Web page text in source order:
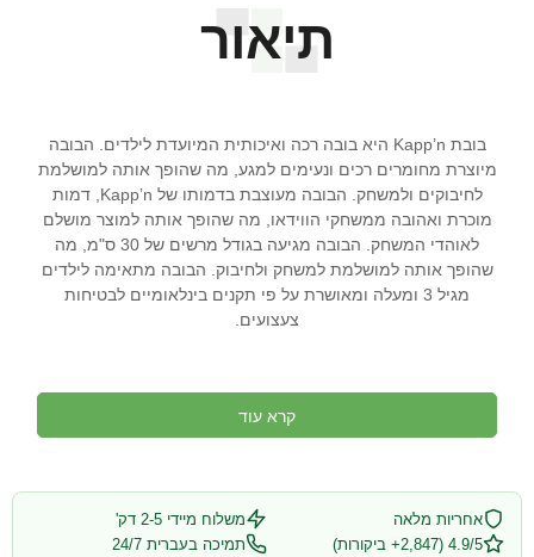
תיאור
בובת Kapp’n היא בובה רכה ואיכותית המיועדת לילדים. הבובה
מיוצרת מחומרים רכים ונעימים למגע, מה שהופך אותה למושלמת
לחיבוקים ולמשחק. הבובה מעוצבת בדמותו של Kapp’n, דמות
מוכרת ואהובה ממשחקי הווידאו, מה שהופך אותה למוצר מושלם
לאוהדי המשחק. הבובה מגיעה בגודל מרשים של 30 ס"מ, מה
שהופך אותה למושלמת למשחק ולחיבוק. הבובה מתאימה לילדים
מגיל 3 ומעלה ומאושרת על פי תקנים בינלאומיים לבטיחות
צעצועים.
קרא עוד
אחריות מלאה
משלוח מיידי 2-5 דק'
4.9/5 (2,847+ ביקורות)
תמיכה בעברית 24/7